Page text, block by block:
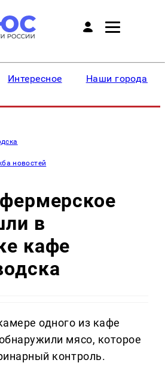
Интересное Наши города
новостей
в
кафе
одного из кафе
мясо, которое
контроль.